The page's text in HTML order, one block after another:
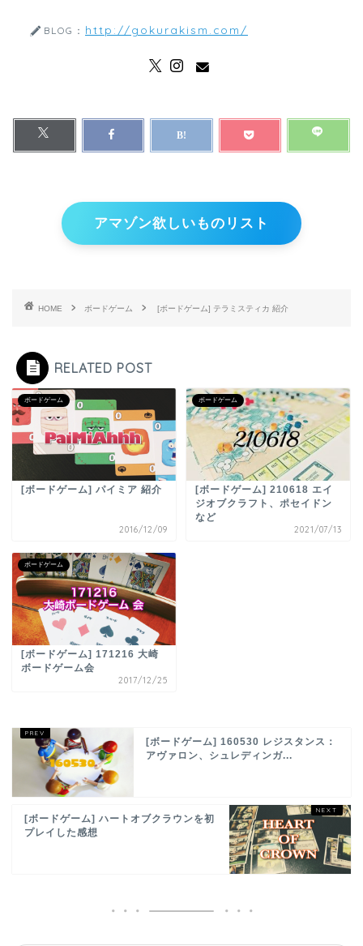
BLOG： http://gokurakism.com/
アマゾン欲しいものリスト
HOME ボードゲーム [ボードゲーム] テラミスティカ 紹介
RELATED POST
ボードゲーム
[ボードゲーム] パイミア 紹介
2016/12/09
ボードゲーム
[ボードゲーム] 210618 エイ
ジオブクラフト、ポセイドン
など
2021/07/13
ボードゲーム
[ボードゲーム] 171216 大崎
ボードゲーム会
2017/12/25
[ボードゲーム] 160530 レジスタンス：
アヴァロン、シュレディンガ...
[ボードゲーム] ハートオブクラウンを初
プレイした感想